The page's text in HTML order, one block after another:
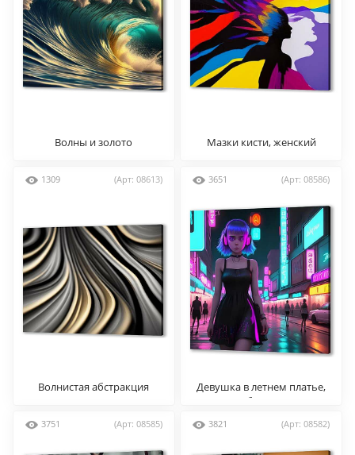
Волны и золото
Мазки кисти, женский
1309 (Арт: 08613)
Волнистая абстракция
3651 (Арт: 08586)
Девушка в летнем платье,
киберпанк
3751 (Арт: 08585) 3821 (Арт: 08582)